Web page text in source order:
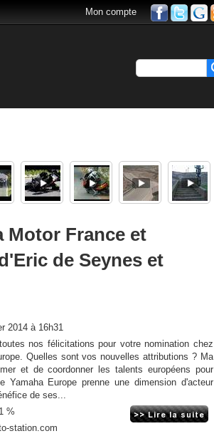
Mon compte
Motor France et
de Seynes et
2014 à 16h31
nos félicitations pour votre nomination chez
Quelles sont vos nouvelles attributions ? Ma
et de coordonner les talents européens pour
Yamaha Europe prenne une dimension d'acteur
de ses...
%
station.com